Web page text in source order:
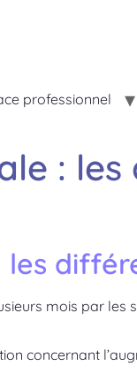
professionnel
:
les
mois par les
concernant